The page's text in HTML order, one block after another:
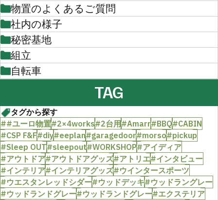
物置のよくあるご質問
社内の様子
秘密基地
組立
自転車
TAG
タグから探す
##ユーロ物置#2×4works#2台用#Amarr#BBQ#CABIN
#CSP F&F#diy#eeplan#garagedoor#morso#pickup
#Sleep OUT#sleepout#WORKSHOP#アイディア
#アウトドア#アウトドアグッズ#アトリエ#インタビュー
#インテリア#インテリアグッズ#ウインタースポーツ
#ウエスタンレッドシダー#ウッドデッキ#ウッドラングレー
#ウッドランドグレー#ウッドランドグレー#エクステリア